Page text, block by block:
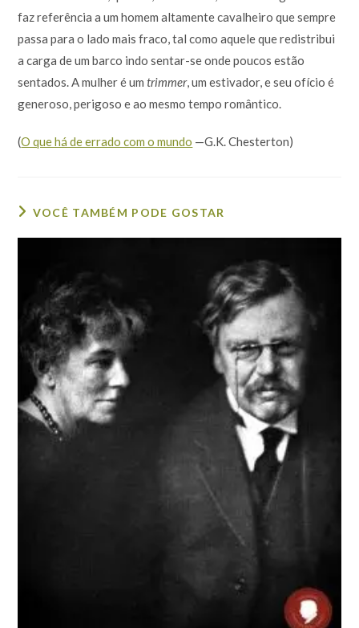
faz referência a um homem altamente cavalheiro que sempre
passa para o lado mais fraco, tal como aquele que redistribui
a carga de um barco indo sentar-se onde poucos estão
sentados. A mulher é umtrimmer, um estivador, e seu ofício é
generoso, perigoso e ao mesmo tempo romântico.
(O que há de errado com o mundo —G.K. Chesterton)
VOCÊ TAMBÉM PODE GOSTAR